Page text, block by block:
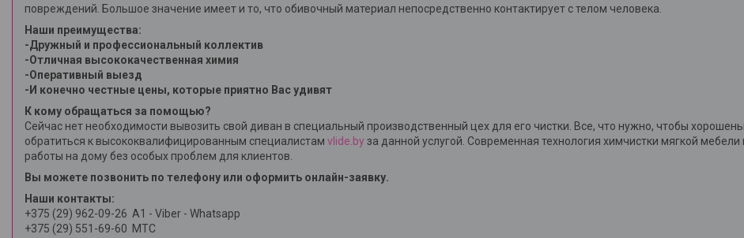
повреждений. Большое значение имеет и то, что обивочный материал непосредственно контактирует с телом человека.
Наши преимущества:
-Дружный и профессиональный коллектив
-Отличная высококачественная химия
-Оперативный выезд
-И конечно честные цены, которые приятно Вас удивят
К кому обращаться за помощью?
Сейчас нет необходимости вывозить свой диван в специальный производственный цех для его чистки. Все, что нужно, чтобы
обратиться к высококвалифицированным специалистам vlide.byза данной услугой. Современная технология химчистки мягкой
работы на дому без особых проблем для клиентов.
Вы можете позвонить по телефону или оформить онлайн-заявку.
Наши контакты:
+375 (29) 962-09-26 А1 - Viber - Whatsapp
+375 (29) 551-69-60 MTC